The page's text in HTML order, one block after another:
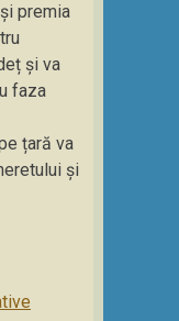
premia
și va
faza
țară va
și